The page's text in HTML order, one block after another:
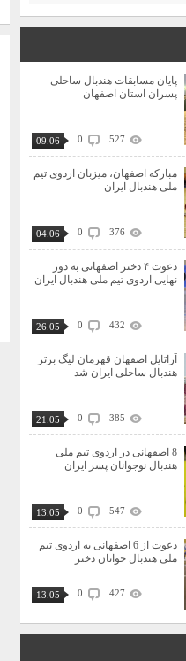
پایان مسابقات هندبال ساحلی
پسران استان اصفهان
09.06 527
0
مبارکه اصفهان، میزبان اردوی تیم
ملی هندبال ایران
04.06 376
0
دعوت ۴ دختر اصفهانی به دور
نهایی اردوی تیم ملی هندبال ایران
26.05 432
0
آراتایل اصفهان قهرمان لیگ برتر
هندبال ساحلی ایران شد
21.05 385
0
8 اصفهانی در اردوی تیم ملی
هندبال نوجوانان پسر ایران
13.05 547
0
دعوت از 6 اصفهانی به اردوی تیم
ملی هندبال جوانان دختر
13.05 427
0